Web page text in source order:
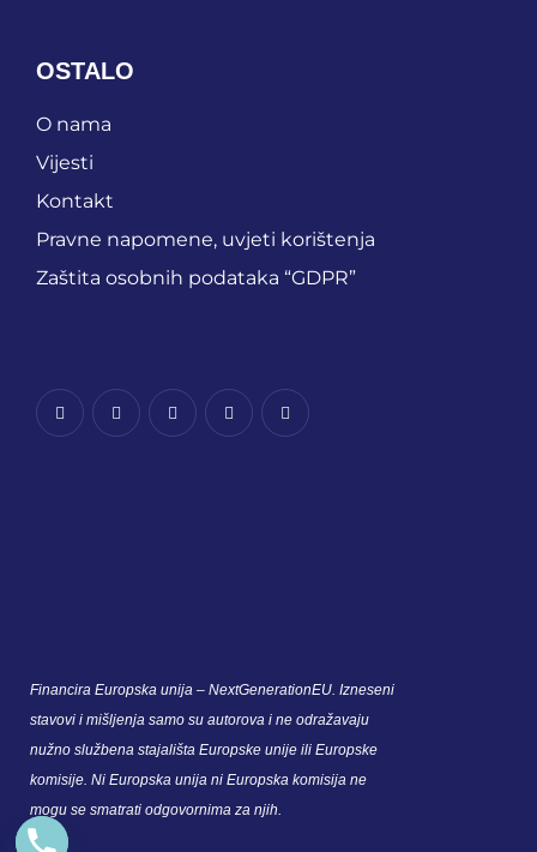
OSTALO
O nama
Vijesti
Kontakt
Pravne napomene, uvjeti korištenja
Zaštita osobnih podataka “GDPR”
Financira Europska unija – NextGenerationEU. Izneseni
stavovi i mišljenja samo su autorova i ne odražavaju
nužno službena stajališta Europske unije ili Europske
komisije. Ni Europska unija ni Europska komisija ne
mogu se smatrati odgovornima za njih.